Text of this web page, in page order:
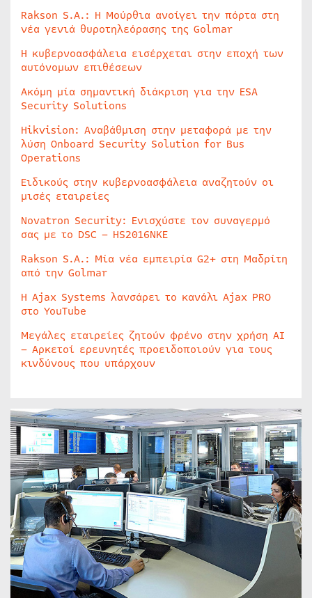
Rakson S.A.: Η Μούρθια ανοίγει την πόρτα στη
νέα γενιά θυροτηλεόρασης της Golmar
Η κυβερνοασφάλεια εισέρχεται στην εποχή των
αυτόνομων επιθέσεων
Ακόμη μία σημαντική διάκριση για την ESA
Security Solutions
Hikvision: Αναβάθμιση στην μεταφορά με την
λύση Onboard Security Solution for Bus
Operations
Ειδικούς στην κυβερνοασφάλεια αναζητούν οι
μισές εταιρείες
Novatron Security: Ενισχύστε τον συναγερμό
σας με το DSC – HS2016NKE
Rakson S.A.: Μία νέα εμπειρία G2+ στη Μαδρίτη
από την Golmar
Η Ajax Systems λανσάρει το κανάλι Ajax PRO
στο YouTube
Μεγάλες εταιρείες ζητούν φρένο στην χρήση AI
– Αρκετοί ερευνητές προειδοποιούν για τους
κινδύνους που υπάρχουν